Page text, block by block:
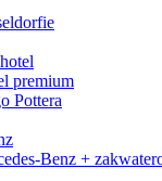
premium
Pottera
Benz +